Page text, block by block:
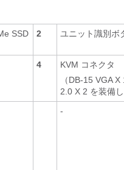
SSD
2 ユニット識別ボ
4
KVM コネクタ
（DB-15 VGA
2.0 X 2 を装備
-